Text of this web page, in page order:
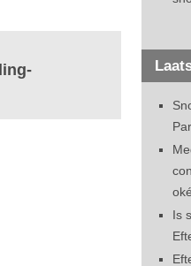
Is